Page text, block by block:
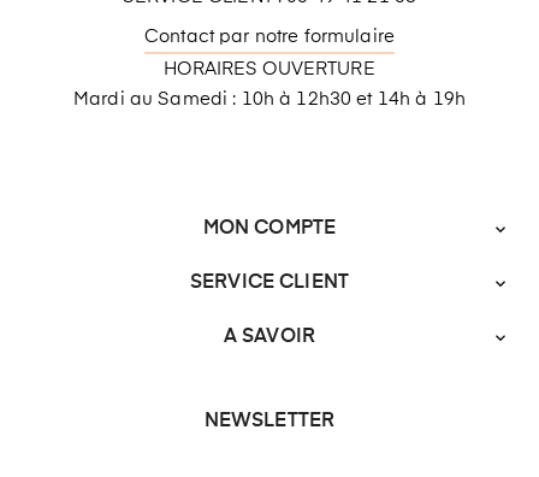
Contact par notre formulaire
HORAIRES OUVERTURE
Mardi au Samedi : 10h à 12h30 et 14h à 19h
MON COMPTE 
SERVICE CLIENT 
A SAVOIR 
NEWSLETTER